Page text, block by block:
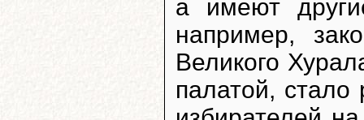
а имеют
например,
Великого
палатой, стало